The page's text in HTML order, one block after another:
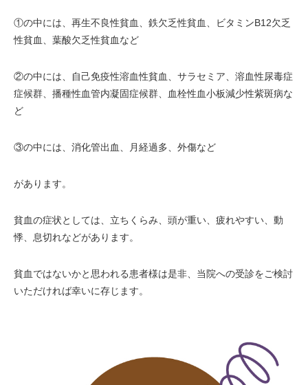
①の中には、再生不良性貧血、鉄欠乏性貧血、ビタミンB12欠乏
性貧血、葉酸欠乏性貧血など
②の中には、自己免疫性溶血性貧血、サラセミア、溶血性尿毒症
症候群、播種性血管内凝固症候群、血栓性血小板減少性紫斑病な
ど
③の中には、消化管出血、月経過多、外傷など
があります。
貧血の症状としては、立ちくらみ、頭が重い、疲れやすい、動
悸、息切れなどがあります。
貧血ではないかと思われる患者様は是非、当院への受診をご検討
いただければ幸いに存じます。